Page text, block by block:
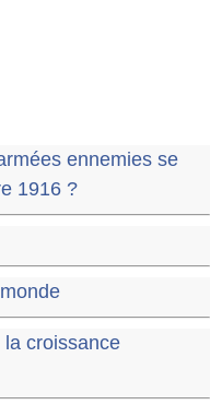
ennemies se
1916 ?
croissance